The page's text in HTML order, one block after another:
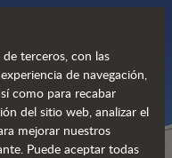
terceros, con las
de navegación,
como para recabar
del sitio web, analizar el
mejorar nuestros
Puede aceptar todas